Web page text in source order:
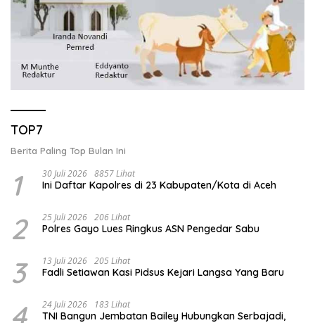
TOP7
Berita Paling Top Bulan Ini
1 30 Juli 2026 8857 Lihat
Ini Daftar Kapolres di 23 Kabupaten/Kota di Aceh
2 25 Juli 2026 206 Lihat
Polres Gayo Lues Ringkus ASN Pengedar Sabu
3 13 Juli 2026 205 Lihat
Fadli Setiawan Kasi Pidsus Kejari Langsa Yang Baru
4 24 Juli 2026 183 Lihat
TNI Bangun Jembatan Bailey Hubungkan Serbajadi,